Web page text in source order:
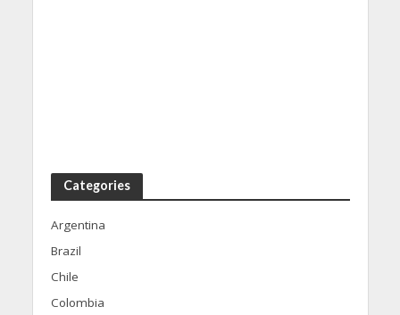
Categories
Argentina
Brazil
Chile
Colombia